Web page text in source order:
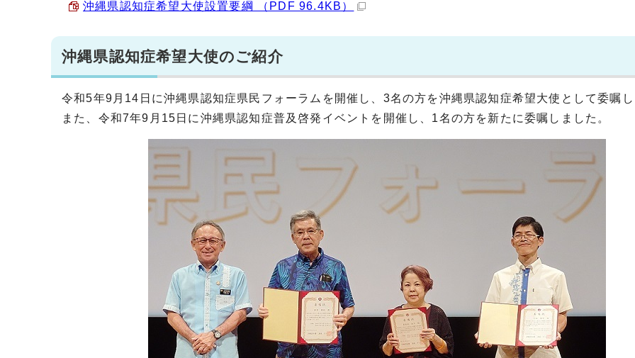
沖縄県認知症希望大使設置要綱 （PDF 96.4KB）
沖縄県認知症希望大使のご紹介
令和5年9月14日に沖縄県認知症県民フォーラムを開催し、3名の方を沖縄県認知症希望大使として委嘱し
また、令和7年9月15日に沖縄県認知症普及啓発イベントを開催し、1名の方を新たに委嘱しました。